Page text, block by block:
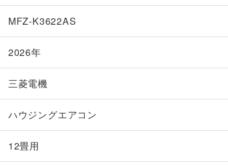
MFZ-K3622AS
2026年
三菱電機
ハウジングエアコン
12畳用